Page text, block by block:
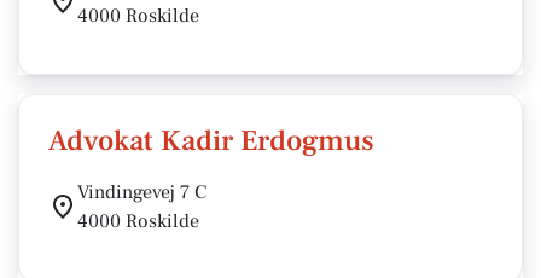
4000 Roskilde
Advokat Kadir Erdogmus
Vindingevej 7 C
4000 Roskilde